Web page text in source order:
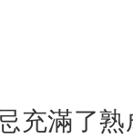
滿了熟